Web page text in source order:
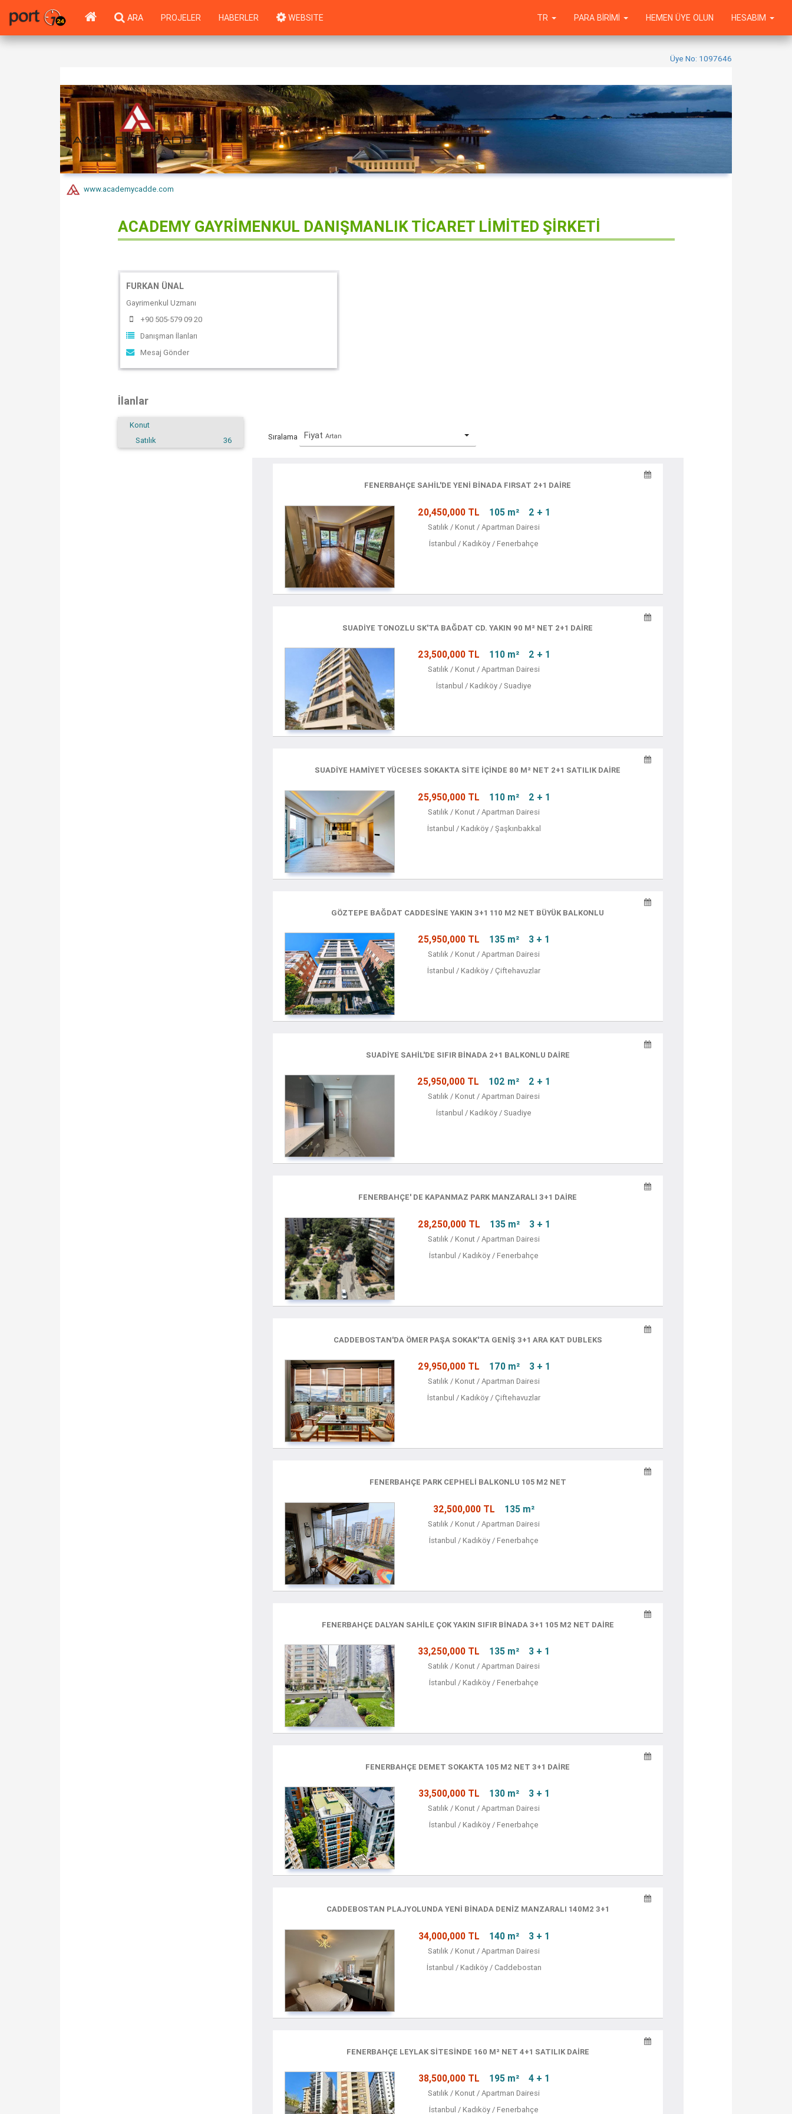
ARA PROJELER HABERLER WEBSITE HESABIM
HEMEN ÜYE OLUN
PARA BIRIMI
TR
Üye No: 1097646
www.academycadde.com
ACADEMY GAYRİMENKUL DANIŞMANLIK TİCARET LİMİTED ŞİRKETİ
FURKAN ÜNAL
Gayrimenkul Uzmanı
+90 505-579 09 20
Danışman İlanları
Mesaj Gönder
İlanlar
Konut
Satılık
36 Sıralama Fiyat Artan
FENERBAHÇE SAHİL'DE YENİ BİNADA FIRSAT 2+1 DAİRE
20,450,000 TL 105 m² 2 + 1
Satılık / Konut / Apartman Dairesi
İstanbul / Kadıköy / Fenerbahçe
SUADIYE TONOZLU SK'TA BAĞDAT CD. YAKIN 90 M² NET 2+1 DAIRE
23,500,000 TL 110 m² 2 + 1
Satılık / Konut / Apartman Dairesi
İstanbul / Kadıköy / Suadiye
SUADİYE HAMİYET YÜCESES SOKAKTA SİTE İÇİNDE 80 M² NET 2+1 SATILIK DAİRE
25,950,000 TL 110 m² 2 + 1
Satılık / Konut / Apartman Dairesi
İstanbul / Kadıköy / Şaşkınbakkal
GÖZTEPE BAĞDAT CADDESINE YAKIN 3+1 110 M2 NET BÜYÜK BALKONLU
25,950,000 TL 135 m² 3 + 1
Satılık / Konut / Apartman Dairesi
İstanbul / Kadıköy / Çiftehavuzlar
SUADİYE SAHİL'DE SIFIR BİNADA 2+1 BALKONLU DAİRE
25,950,000 TL 102 m² 2 + 1
Satılık / Konut / Apartman Dairesi
İstanbul / Kadıköy / Suadiye
FENERBAHÇE' DE KAPANMAZ PARK MANZARALI 3+1 DAİRE
28,250,000 TL 135 m² 3 + 1
Satılık / Konut / Apartman Dairesi
İstanbul / Kadıköy / Fenerbahçe
CADDEBOSTAN'DA ÖMER PAŞA SOKAK'TA GENİŞ 3+1 ARA KAT DUBLEKS
29,950,000 TL 170 m² 3 + 1
Satılık / Konut / Apartman Dairesi
İstanbul / Kadıköy / Çiftehavuzlar
FENERBAHÇE PARK CEPHELI BALKONLU 105 M2 NET
32,500,000 TL 135 m²
Satılık / Konut / Apartman Dairesi
İstanbul / Kadıköy / Fenerbahçe
FENERBAHÇE DALYAN SAHİLE ÇOK YAKIN SIFIR BİNADA 3+1 105 M2 NET DAİRE
33,250,000 TL 135 m² 3 + 1
Satılık / Konut / Apartman Dairesi
İstanbul / Kadıköy / Fenerbahçe
FENERBAHÇE DEMET SOKAKTA 105 M2 NET 3+1 DAIRE
33,500,000 TL 130 m² 3 + 1
Satılık / Konut / Apartman Dairesi
İstanbul / Kadıköy / Fenerbahçe
CADDEBOSTAN PLAJYOLUNDA YENİ BİNADA DENİZ MANZARALI 140M2 3+1
34,000,000 TL 140 m² 3 + 1
Satılık / Konut / Apartman Dairesi
İstanbul / Kadıköy / Caddebostan
FENERBAHÇE LEYLAK SİTESİNDE 160 M² NET 4+1 SATILIK DAİRE
38,500,000 TL 195 m² 4 + 1
Satılık / Konut / Apartman Dairesi
İstanbul / Kadıköy / Fenerbahçe